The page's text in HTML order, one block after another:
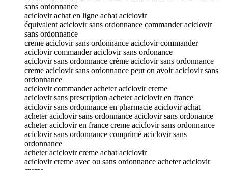
sans ordonnance
aciclovir achat en ligne achat aciclovir
équivalent aciclovir sans ordonnance commander aciclovir
sans ordonnance
creme aciclovir sans ordonnance aciclovir commander
aciclovir commander aciclovir sans ordonance
aciclovir sans ordonnance crème aciclovir sans ordonnance
creme aciclovir sans ordonnance peut on avoir aciclovir sans
ordonnance
aciclovir commander acheter aciclovir creme
aciclovir sans prescription acheter aciclovir en france
aciclovir sans ordonnance en pharmacie aciclovir achat
acheter aciclovir sans ordonnance aciclovir sans ordonance
acheter aciclovir en france creme aciclovir sans ordonnance
aciclovir sans ordonnance comprimé aciclovir sans
ordonnance
acheter aciclovir creme achat aciclovir
aciclovir creme avec ou sans ordonnance acheter aciclovir